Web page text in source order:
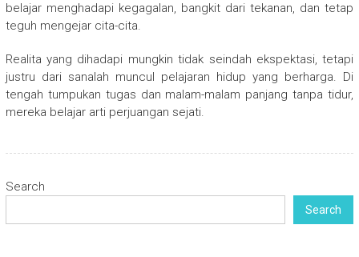
belajar menghadapi kegagalan, bangkit dari tekanan, dan tetap
teguh mengejar cita-cita.
Realita yang dihadapi mungkin tidak seindah ekspektasi, tetapi
justru dari sanalah muncul pelajaran hidup yang berharga. Di
tengah tumpukan tugas dan malam-malam panjang tanpa tidur,
mereka belajar arti perjuangan sejati.
Search
Search